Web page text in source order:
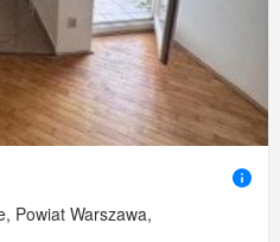
Powiat Warszawa,